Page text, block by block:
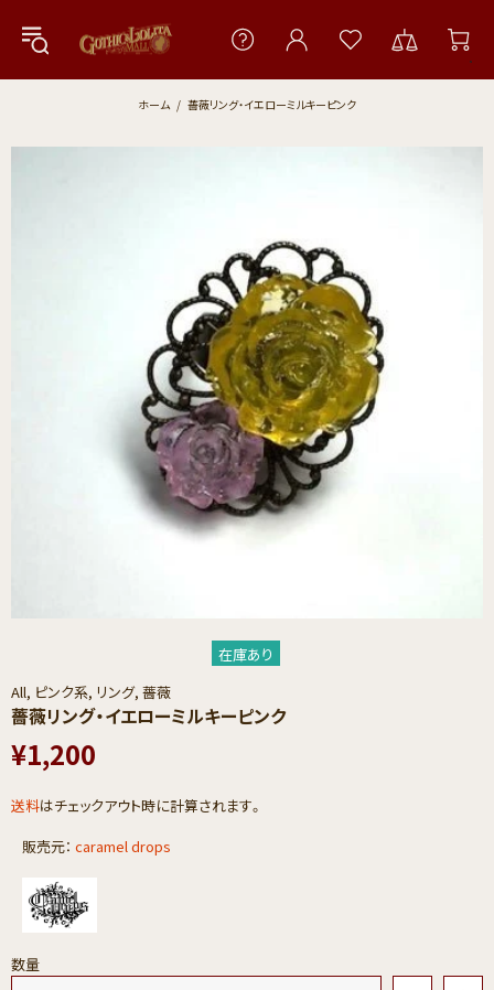
ホーム 薔薇リング・イエローミルキーピンク
在庫あり
All, ピンク系, リング, 薔薇
薔薇リング・イエローミルキーピンク
¥1,200
送料はチェックアウト時に計算されます。
販売元： caramel drops
数量